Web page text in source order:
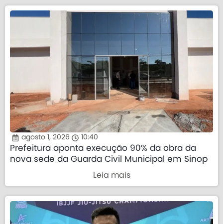
agosto 1, 2026 10:40
Prefeitura aponta execução 90% da obra da
nova sede da Guarda Civil Municipal em Sinop
Leia mais